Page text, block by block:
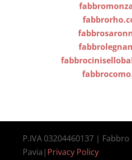
P.IVA 03204460137 |
Pavia| Privacy Policy